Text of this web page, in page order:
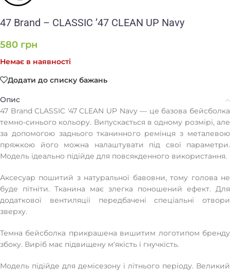
47 Brand – CLASSIC ’47 CLEAN UP Navy
580 грн
Немає в наявності
Додати до списку бажань
Опис
47 Brand CLASSIC '47 CLEAN UP Navy — це базова бейсболка
темно-синього кольору. Випускається в одному розмірі, але
за допомогою заднього тканинного ремінця з металевою
пряжкою його можна налаштувати під свої параметри.
Модель ідеально підійде для повсякденного використання.
Аксесуар пошитий з натуральної бавовни, тому голова не
буде пітніти. Тканина має злегка поношений ефект. Для
додаткової вентиляції передбачені спеціальні отвори
зверху.
Темна бейсболка прикрашена вишитим логотипом бренду
збоку. Виріб має підвищену м'якість і гнучкість.
Модель підійде для демісезону і літнього періоду. Великий